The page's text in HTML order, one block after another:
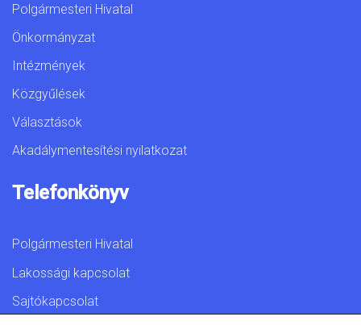
Polgármesteri Hivatal
Önkormányzat
Intézmények
Közgyűlések
Választások
Akadálymentesítési nyilatkozat
Telefonkönyv
Polgármesteri Hivatal
Lakossági kapcsolat
Sajtókapcsolat